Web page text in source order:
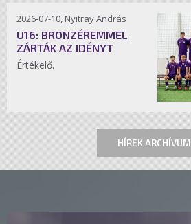
2026-07-10, Nyitray András
U16: BRONZÉREMMEL
ZÁRTÁK AZ IDÉNYT
Értékelő.
HÍREK ARCHÍVUM